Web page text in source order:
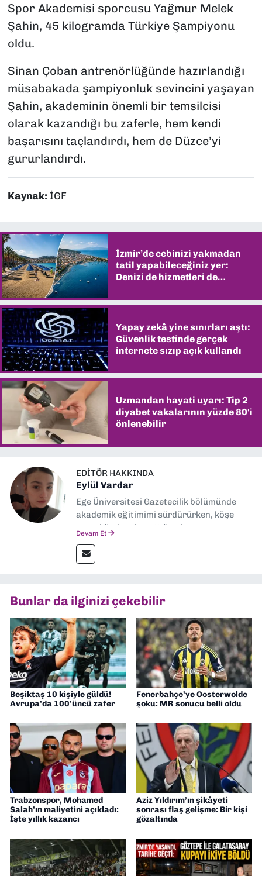
Spor Akademisi sporcusu Yağmur Melek
Şahin, 45 kilogramda Türkiye Şampiyonu
oldu.
Sinan Çoban antrenörlüğünde hazırlandığı
müsabakada şampiyonluk sevincini yaşayan
Şahin, akademinin önemli bir temsilcisi
olarak kazandığı bu zaferle, hem kendi
başarısını taçlandırdı, hem de Düzce’yi
gururlandırdı.
Kaynak: İGF
İzmir’de cebinizi yakmadan
tatil yapabileceğiniz yer:
Denizi de hizmetleri de
Yapay zekâ yine sınırları aştı:
Güvenlik testinde gerçek
internete sızıp açık kullandı
Uzmandan hayati uyarı: Tip 2
diyabet vakalarının yüzde 80'i
önlenebilir
EDITÖR HAKKINDA
Eylül Vardar
Ege Üniversitesi Gazetecilik bölümünde
akademik eğitimimi sürdürürken, köşe
yazarlığıyla adım attığım basın
Devam Et
Bunlar da ilginizi çekebilir
Beşiktaş 10 kişiyle güldü!
Avrupa’da 100’üncü zafer
Fenerbahçe’ye Oosterwolde
şoku: MR sonucu belli oldu
Trabzonspor, Mohamed
Salah’ın maliyetini açıkladı:
İşte yıllık kazancı
Aziz Yıldırım’ın şikâyeti
sonrası flaş gelişme: Bir kişi
gözaltında